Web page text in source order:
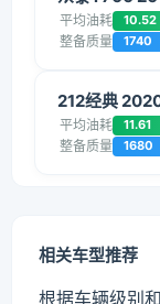
平均油耗 10.52
整备质量 1740
212经典
平均油耗 11.61
整备质量 1680
相关车型推荐
根据车辆级别